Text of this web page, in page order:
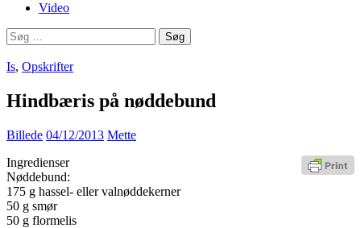
Video
Søg
efter:
Is, Opskrifter
Hindbæris på nøddebund
Billede 04/12/2013 Mette
Ingredienser
Nøddebund:
175 g hassel- eller valnøddekerner
50 g smør
50 g flormelis